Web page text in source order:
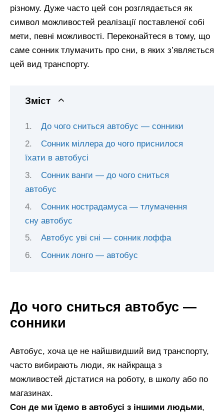
різному. Дуже часто цей сон розглядається як
символ можливостей реалізації поставленої собі
мети, певні можливості. Переконайтеся в тому, що
саме сонник тлумачить про сни, в яких з’являється
цей вид транспорту.
Зміст
До чого сниться автобус — сонники
Сонник міллера до чого приснилося
їхати в автобусі
Сонник ванги — до чого сниться
автобус
Сонник нострадамуса — тлумачення
сну автобус
Автобус уві сні — сонник лоффа
Сонник лонго — автобус
До чого сниться автобус —
сонники
Автобус, хоча це не найшвидший вид транспорту,
часто вибирають люди, як найкраща з
можливостей дістатися на роботу, в школу або по
магазинах.
Сон де ми їдемо в автобусі з іншими людьми,